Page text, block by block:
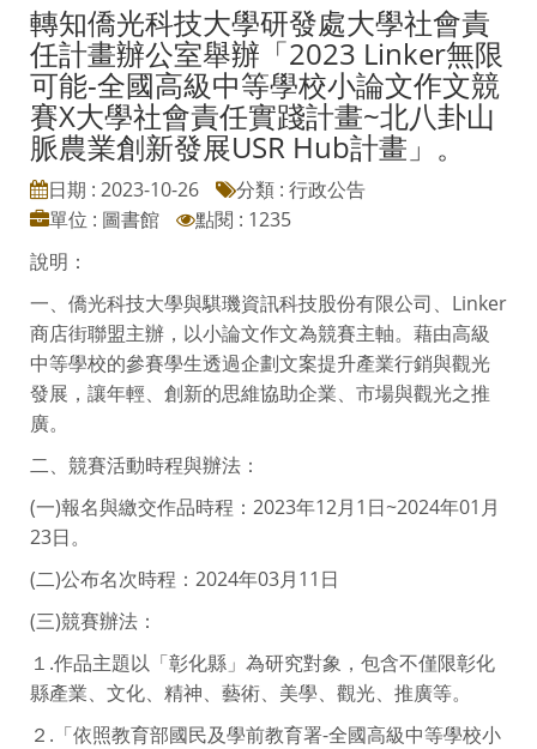
轉知僑光科技大學研發處大學社會責
任計畫辦公室舉辦「2023 Linker無限
可能-全國高級中等學校小論文作文競
賽X大學社會責任實踐計畫~北八卦山
脈農業創新發展USR Hub計畫」。
日期 : 2023-10-26
分類 : 行政公告
單位 : 圖書館
點閱 : 1235
說明：
一、僑光科技大學與騏璣資訊科技股份有限公司、Linker
商店街聯盟主辦，以小論文作文為競賽主軸。藉由高級
中等學校的參賽學生透過企劃文案提升產業行銷與觀光
發展，讓年輕、創新的思維協助企業、市場與觀光之推
廣。
二、競賽活動時程與辦法：
(一)報名與繳交作品時程：2023年12月1日~2024年01月
23日。
(二)公布名次時程：2024年03月11日
(三)競賽辦法：
１.作品主題以「彰化縣」為研究對象，包含不僅限彰化
縣產業、文化、精神、藝術、美學、觀光、推廣等。
２.「依照教育部國民及學前教育署-全國高級中等學校小